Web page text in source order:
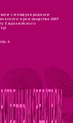
с международным
производства GMP
Евразийского
4